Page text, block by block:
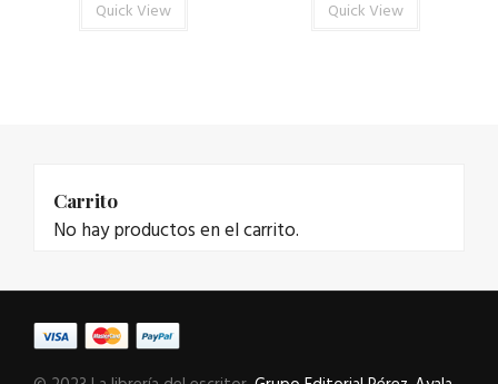
Quick View Quick View
Carrito
No hay productos en el carrito.